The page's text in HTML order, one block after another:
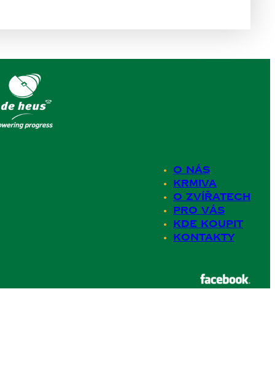
O nás
Krmiva
O zvířatech
Pro Vás
Kde koupit
Kontakty